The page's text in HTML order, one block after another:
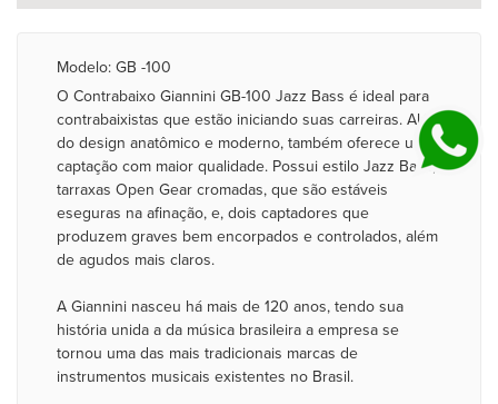
Modelo: GB -100
O Contrabaixo Giannini GB-100 Jazz Bass é ideal para
contrabaixistas que estão iniciando suas carreiras. Além
do design anatômico e moderno, também oferece uma
captação com maior qualidade. Possui estilo Jazz Bass,
tarraxas Open Gear cromadas, que são estáveis
eseguras na afinação, e, dois captadores que
produzem graves bem encorpados e controlados, além
de agudos mais claros.
A Giannini nasceu há mais de 120 anos, tendo sua
história unida a da música brasileira a empresa se
tornou uma das mais tradicionais marcas de
instrumentos musicais existentes no Brasil.